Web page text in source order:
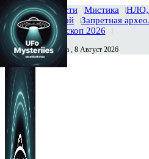
Главная Новости Мистика
НЛО,
Тайны вселенной
Запретная
История
Гороскоп 2026
Сегодня Суббота , 8 Август 2026